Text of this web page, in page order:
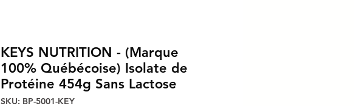
KEYS NUTRITION - (Marque
100% Québécoise) Isolate de
Protéine 454g Sans Lactose
SKU: BP-5001-KEY